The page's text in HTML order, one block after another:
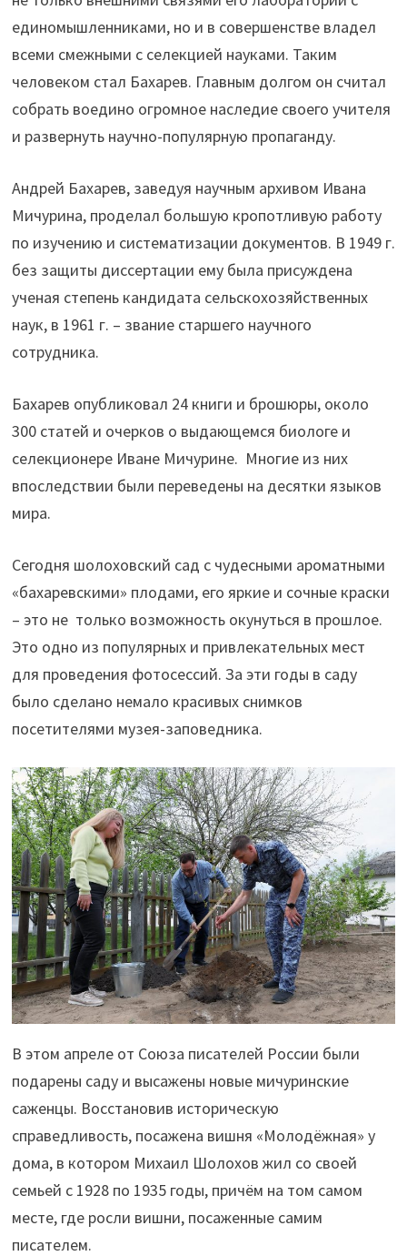
единомышленниками, но и в совершенстве владел
всеми смежными с селекцией науками. Таким
человеком стал Бахарев. Главным долгом он считал
собрать воедино огромное наследие своего учителя
и развернуть научно-популярную пропаганду.
Андрей Бахарев, заведуя научным архивом Ивана
Мичурина, проделал большую кропотливую работу
по изучению и систематизации документов. В 1949 г.
без защиты диссертации ему была присуждена
ученая степень кандидата сельскохозяйственных
наук, в 1961 г. – звание старшего научного
сотрудника.
Бахарев опубликовал 24 книги и брошюры, около
300 статей и очерков о выдающемся биологе и
селекционере Иване Мичурине. Многие из них
впоследствии были переведены на десятки языков
мира.
Сегодня шолоховский сад с чудесными ароматными
«бахаревскими» плодами, его яркие и сочные краски
– это не только возможность окунуться в прошлое.
Это одно из популярных и привлекательных мест
для проведения фотосессий. За эти годы в саду
было сделано немало красивых снимков
посетителями музея-заповедника.
В этом апреле от Союза писателей России были
подарены саду и высажены новые мичуринские
саженцы. Восстановив историческую
справедливость, посажена вишня «Молодёжная» у
дома, в котором Михаил Шолохов жил со своей
семьей с 1928 по 1935 годы, причём на том самом
месте, где росли вишни, посаженные самим
писателем.